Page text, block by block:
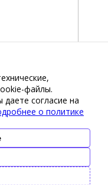
файлы.
согласие на
о политике